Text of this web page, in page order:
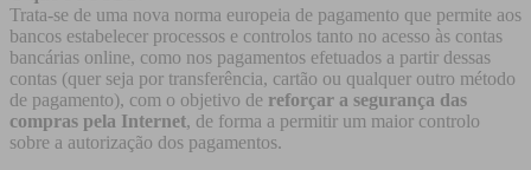
Trata-se de uma nova norma europeia de pagamento que permite aos
bancos estabelecer processos e controlos tanto no acesso às contas
bancárias online, como nos pagamentos efetuados a partir dessas
contas (quer seja por transferência, cartão ou qualquer outro método
de pagamento), com o objetivo de reforçar a segurança das
compras pela Internet, de forma a permitir um maior controlo
sobre a autorização dos pagamentos.